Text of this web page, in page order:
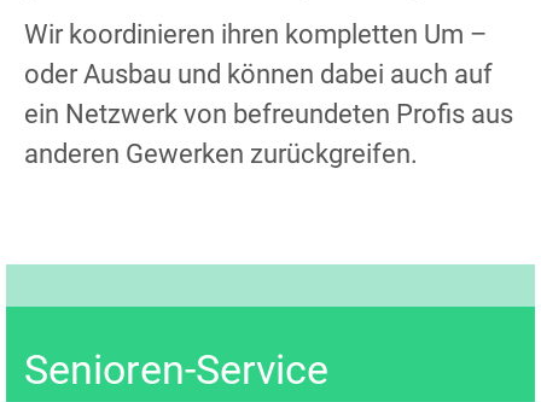
Wir koordinieren ihren kompletten Um –
oder Ausbau und können dabei auch auf
ein Netzwerk von befreundeten Profis aus
anderen Gewerken zurückgreifen.
Senioren-Service